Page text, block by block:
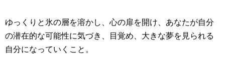
ゆっくりと氷の層を溶かし、心の扉を開け、あなたが自分
の潜在的な可能性に気づき、目覚め、大きな夢を見られる
自分になっていくこと。